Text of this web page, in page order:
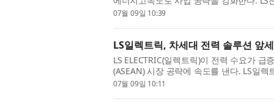
PQ(Pre-Qualification) 시험을 통과했다고
07월 09일 10:39
LS일렉트릭, 차세대 전력 솔루션 앞
LS ELECTRIC(일렉트릭)이 전력 수요가
(ASEAN) 시장 공략에 속도를 낸다. LS일
호찌민시 사이공전시컨벤션센터(SECC)에
07월 09일 10:11